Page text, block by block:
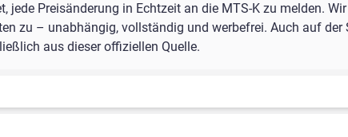
Preisänderung in Echtzeit an die MTS-K zu melden.
zu – unabhängig, vollständig und werbefrei. Auch auf der
aus dieser offiziellen Quelle.